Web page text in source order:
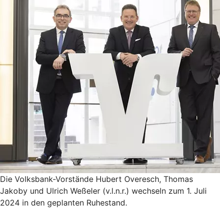
Die Volksbank-Vorstände Hubert Overesch, Thomas
Jakoby und Ulrich Weßeler (v.l.n.r.) wechseln zum 1. Juli
2024 in den geplanten Ruhestand.